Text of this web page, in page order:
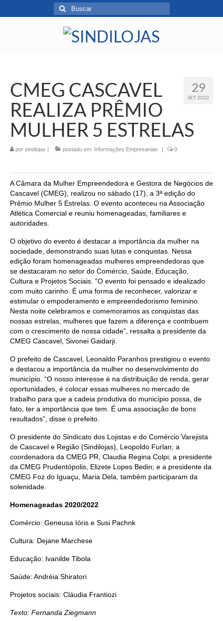
29
SET 2022
CMEG CASCAVEL
REALIZA PRÊMIO
MULHER 5 ESTRELAS
por sindlojas | postado em: Informações Empresariais | 0
A Câmara da Mulher Empreendedora e Gestora de Negócios de
Cascavel (CMEG), realizou no sábado (17), a 3ª edição do
Prêmio Mulher 5 Estrelas. O evento aconteceu na Associação
Atlética Comercial e reuniu homenageadas, familiares e
autoridades.
O objetivo do evento é destacar a importância da mulher na
sociedade, demonstrando suas lutas e conquistas. Nessa
edição foram homenageadas mulheres empreendedoras que
se destacaram no setor do Comércio, Saúde, Educação,
Cultura e Projetos Sociais. “O evento foi pensado e idealizado
com muito carinho. É uma forma de reconhecer, valorizar e
estimular o empoderamento e empreendedorismo feminino.
Nesta noite celebramos e comemoramos as conquistas das
nossas estrelas, mulheres que fazem a diferença e contribuem
com o crescimento de nossa cidade”, ressalta a presidente da
CMEG Cascavel, Sivonei Gaidarji.
O prefeito de Cascavel, Leonaldo Paranhos prestigiou o evento
e destacou a importância da mulher no desenvolvimento do
município. “O nosso interesse é na distribuição de renda, gerar
oportunidades, é colocar essas mulheres no mercado de
trabalho para que a cadeia produtiva do município possa, de
fato, ter a importância que tem. É uma associação de bons
resultados” , disse o prefeito.
O presidente do Sindicato dos Lojistas e do Comércio Varejista
de Cascavel e Região (Sindilojas), Leopoldo Furlan; a
coordenadora da CMEG PR, Claudia Regina Colpi; a presidente
da CMEG Prudentópolis, Elizete Lopes Bedin; e a presidente da
CMEG Foz do Iguaçu, Maria Dela, também participaram da
solenidade.
Homenageadas 2020/2022
Comércio: Geneusa Ióris e Susi Pachnk
Cultura: Dejane Marchese
Educação: Ivanilde Tibola
Saúde: Andréia Shiratori
Projetos sociais: Cláudia Frantiozi
Texto: Fernanda Ziegmann